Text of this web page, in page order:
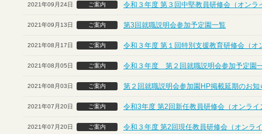
2021年09月24日 ご案内 令和３年度 第３回中堅教員研修会（オンラ
2021年09月13日 ご案内 第3回就職説明会参加予定園一覧
2021年08月17日 ご案内 令和３年度 第１回特別支援教育研修会（オ
2021年08月05日 ご案内 令和３年度 第２回就職説明会参加予定園
2021年08月03日 ご案内 第２回就職説明会参加園HP掲載延期のお知
2021年07月20日 ご案内 令和3年度 第2回新任教員研修会（オンライ
2021年07月20日 ご案内 令和３年度 第2回現任教員研修会（オンラ